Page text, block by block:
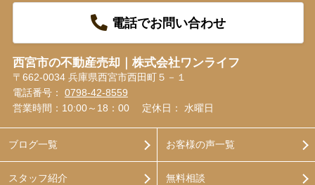
電話でお問い合わせ
西宮市の不動産売却｜株式会社ワンライフ
〒662-0034 兵庫県西宮市西田町５－１
電話番号： 0798-42-8559
営業時間：10:00～18：00
定休日： 水曜日
ブログ一覧
スタッフ紹介
お客様の声一覧
無料相談